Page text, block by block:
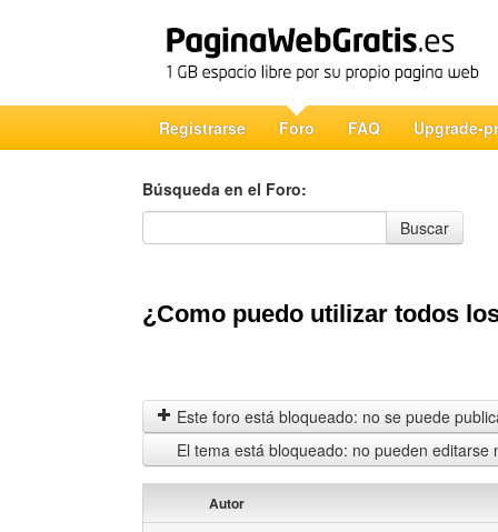
Registrarse Foro FAQ Upgrade-
Búsqueda en el Foro:
Búsqueda en el Foro
Buscar
¿Como puedo utilizar todos
Este foro está bloqueado: no se puede
El tema está bloqueado: no pueden editarse
Autor